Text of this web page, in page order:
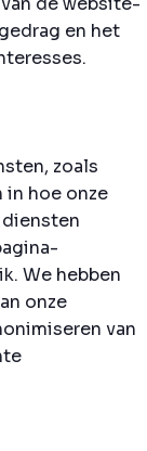
en het
zoals
hoe onze
We hebben
onze
van